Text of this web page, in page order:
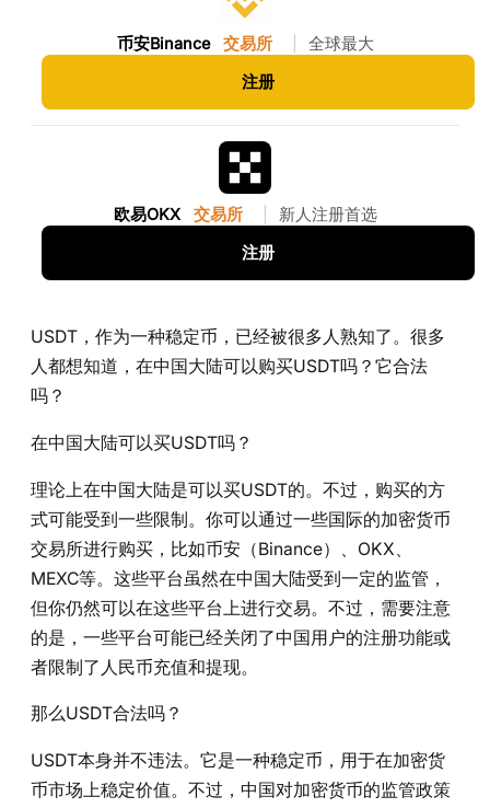
币安Binance 交易所 全球最大
注册
欧易OKX 交易所 新人注册首选
注册
USDT，作为一种稳定币，已经被很多人熟知了。很多
人都想知道，在中国大陆可以购买USDT吗？它合法
吗？
在中国大陆可以买USDT吗？
理论上在中国大陆是可以买USDT的。不过，购买的方
式可能受到一些限制。你可以通过一些国际的加密货币
交易所进行购买，比如币安（Binance）、OKX、
MEXC等。这些平台虽然在中国大陆受到一定的监管，
但你仍然可以在这些平台上进行交易。不过，需要注意
的是，一些平台可能已经关闭了中国用户的注册功能或
者限制了人民币充值和提现。
那么USDT合法吗？
USDT本身并不违法。它是一种稳定币，用于在加密货
币市场上稳定价值。不过，中国对加密货币的监管政策